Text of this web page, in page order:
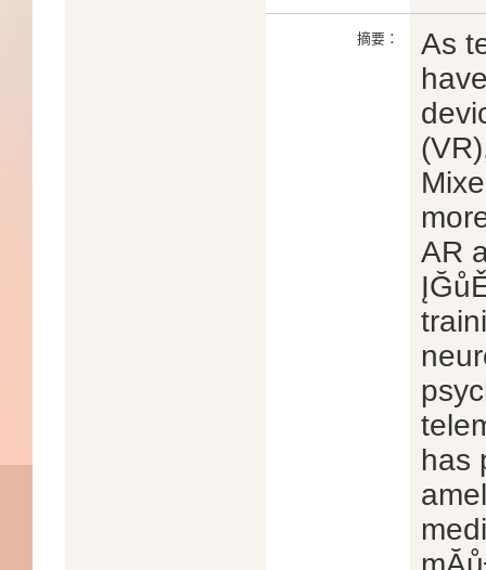
摘要：
As
AR
has